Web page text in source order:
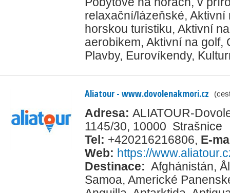
relaxační/lázeňské, Aktivní
horskou turistiku, Aktivní
aerobikem, Aktivní na golf,
Plavby, Eurovíkendy,
Aliatour - www.dovolenakmori.cz
Adresa: ALIATOUR-
1145/30, 10000 Strašnice
Tel: +420216216806, E-
Web: https://
Destinace: Afghánistán,
Samoa, Americké